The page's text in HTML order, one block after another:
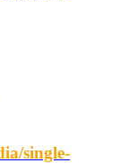
single-